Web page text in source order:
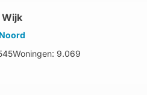
Wijk
Noord
Woningen: 9.069